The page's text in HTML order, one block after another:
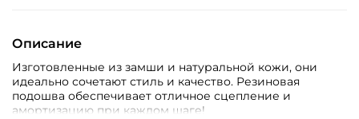
Описание
Изготовленные из замши и натуральной кожи, они
идеально сочетают стиль и качество. Резиновая
подошва обеспечивает отличное сцепление и
амортизацию при каждом шаге!